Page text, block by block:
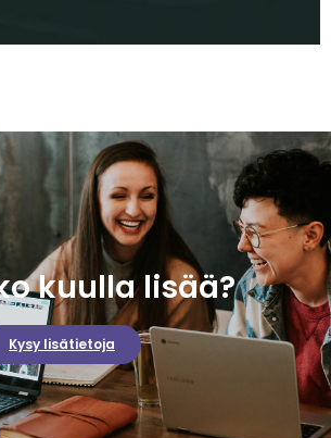
kuulla lisää?
Kysy lisätietoja